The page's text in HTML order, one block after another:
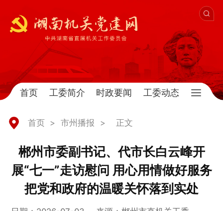
首页 工委简介 时政要闻 工委动态
首页 > 市州播报 > 正文
郴州市委副书记、代市长白云峰开
展“七一”走访慰问 用心用情做好服务
把党和政府的温暖关怀落到实处